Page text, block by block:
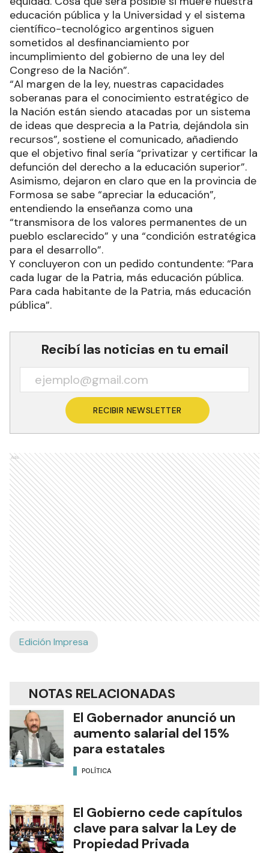
educación pública y la Universidad y el sistema
científico-tecnológico argentinos siguen
sometidos al desfinanciamiento por
incumplimiento del gobierno de una ley del
Congreso de la Nación”.
“Al margen de la ley, nuestras capacidades
soberanas para el conocimiento estratégico de
la Nación están siendo atacadas por un sistema
de ideas que desprecia a la Patria, dejándola sin
recursos”, sostiene el comunicado, añadiendo
que el objetivo final sería “privatizar y certificar la
defunción del derecho a la educación superior”.
Asimismo, dejaron en claro que en la provincia de
Formosa se sabe “apreciar la educación”,
entendiendo la enseñanza como una
“transmisora de los valores permanentes de un
pueblo esclarecido” y una “condición estratégica
para el desarrollo”.
Y concluyeron con un pedido contundente: “Para
cada lugar de la Patria, más educación pública.
Para cada habitante de la Patria, más educación
pública”.
Recibí las noticias en tu email
RECIBIR NEWSLETTER
Ads
Edición Impresa
NOTAS RELACIONADAS
El Gobernador anunció un
aumento salarial del 15%
para estatales
POLÍTICA
El Gobierno cede capítulos
clave para salvar la Ley de
Propiedad Privada